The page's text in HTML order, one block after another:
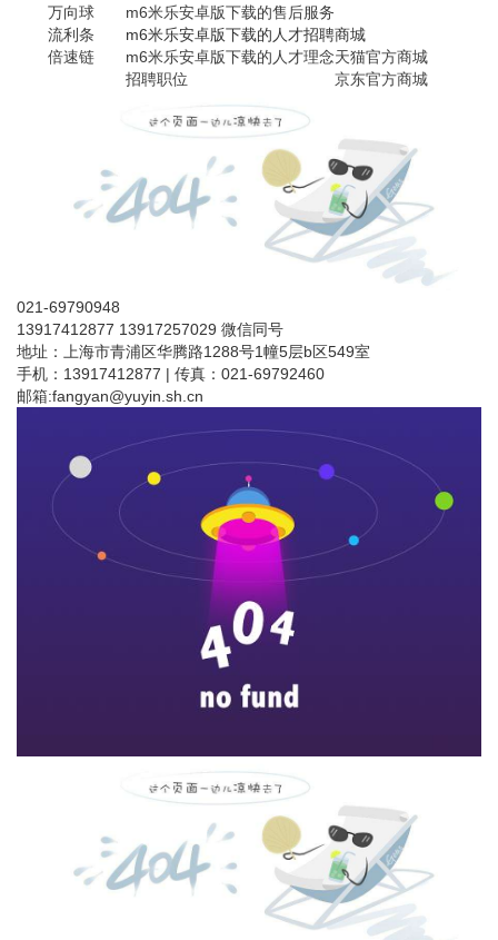
万向球
流利条
倍速链
m6米乐安卓版下载的售后服务
m6米乐安卓版下载的人才招聘
m6米乐安卓版下载的人才理念
招聘职位
商城
天猫官方商城
京东官方商城
021-69790948
13917412877 13917257029 微信同号
地址：上海市青浦区华腾路1288号1幢5层b区549室
手机：13917412877 | 传真：021-69792460
邮箱:fangyan@yuyin.sh.cn